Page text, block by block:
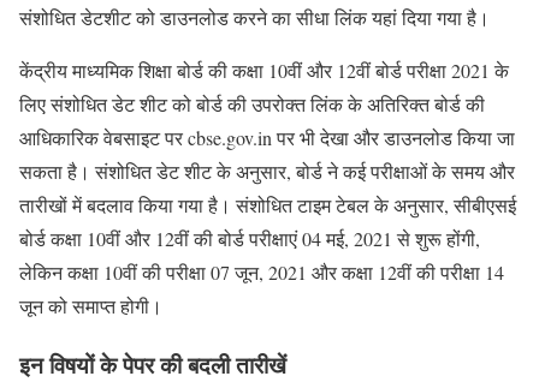
संशोधित डेटशीट को डाउनलोड करने का सीधा लिंक यहां दिया गया है।
केंद्रीय माध्यमिक शिक्षा बोर्ड की कक्षा 10वीं और 12वीं बोर्ड परीक्षा 2021 के
लिए संशोधित डेट शीट को बोर्ड की उपरोक्त लिंक के अतिरिक्त बोर्ड की
आधिकारिक वेबसाइट पर cbse.gov.in पर भी देखा और डाउनलोड किया जा
सकता है। संशोधित डेट शीट के अनुसार, बोर्ड ने कई परीक्षाओं के समय और
तारीखों में बदलाव किया गया है। संशोधित टाइम टेबल के अनुसार, सीबीएसई
बोर्ड कक्षा 10वीं और 12वीं की बोर्ड परीक्षाएं 04 मई, 2021 से शुरू होंगी,
लेकिन कक्षा 10वीं की परीक्षा 07 जून, 2021 और कक्षा 12वीं की परीक्षा 14
जून को समाप्त होगी।
इन विषयों के पेपर की बदली तारीखें